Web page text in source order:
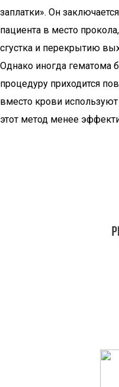
заплатки». Он
пациента в место
сгустка и перекрытию
Однако иногда гематома
процедуру приходится
вместо крови
этот метод менее